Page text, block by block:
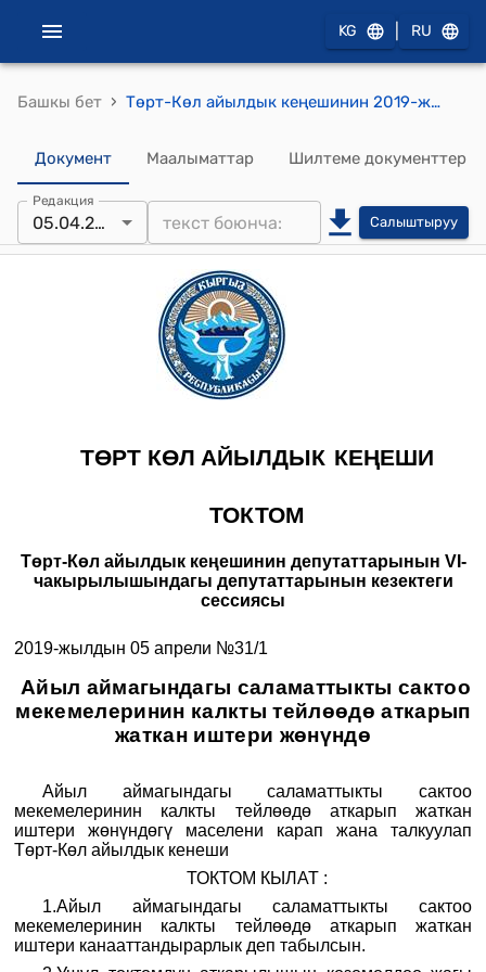
KG RU
Башкы бет › Төрт-Көл айылдык кеңешинин 2019-жылдын 05 апрелиндеги №31/1 "Айыл аймагындагы саламаттыкты сактоо мекемелеринин калкты тейлөөдө аткарып жаткан иштери жөнүндө"токтому
Документ Маалыматтар Шилтеме документтер
Редакция
05.04.2019 Салыштыруу